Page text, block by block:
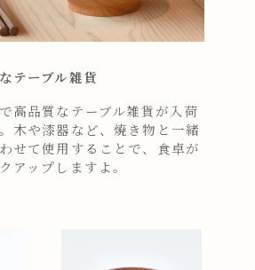
テーブル雑貨
高品質なテーブル雑貨が入荷
木や漆器など、焼き物と一緒
せて使用することで、食卓が
アップしますよ。